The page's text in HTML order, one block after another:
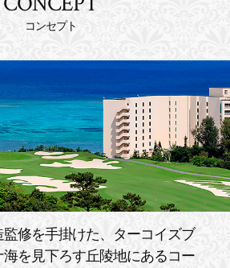
コンセプト
修を手掛けた、ターコイズブ
を見下ろす丘陵地にあるコー